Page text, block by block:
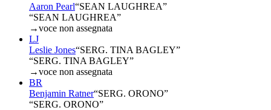
Aaron Pearl“SEAN LAUGHREA”
“SEAN LAUGHREA”
→voce non assegnata
LJ
Leslie Jones“SERG. TINA BAGLEY”
“SERG. TINA BAGLEY”
→voce non assegnata
BR
Benjamin Ratner“SERG. ORONO”
“SERG. ORONO”